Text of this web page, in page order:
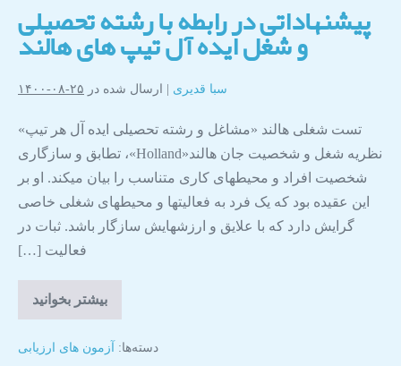
پیشنهاداتی در رابطه با رشته تحصیلی
و شغل ایده آل تیپ های هالند
سبا قدیری| ارسال شده در ۲۵-۰۸-۱۴۰۰
تست شغلی هالند «مشاغل و رشته تحصیلی ایده آل هر تیپ»
نظریه شغل و شخصیت جان هالند«Holland»، تطابق و سازگاری
شخصیت افراد و محیط­های کاری متناسب را بیان می­کند. او بر
این عقیده بود که یک فرد به فعالیت­ها و محیط­های شغلی خاصی
گرایش دارد که با علایق و ارزش­هایش سازگار باشد. ثبات در
فعالیت […]
بیشتر بخوانید
دسته‌ها: آزمون های ارزیابی